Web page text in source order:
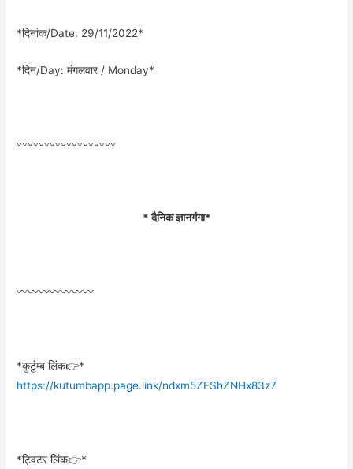
*दिनांक/Date: 29/11/2022*
*दिन/Day: मंगलवार / Monday*
〰️〰️〰️〰️〰️〰️〰️〰️〰️
* दैनिक ज्ञानगंगा*
〰️〰️〰️〰️〰️〰️〰️
*कुटुंम्ब लिंक👉*
https://kutumbapp.page.link/ndxm5ZFShZNHx83z7
*ट्विटर लिंक👉*